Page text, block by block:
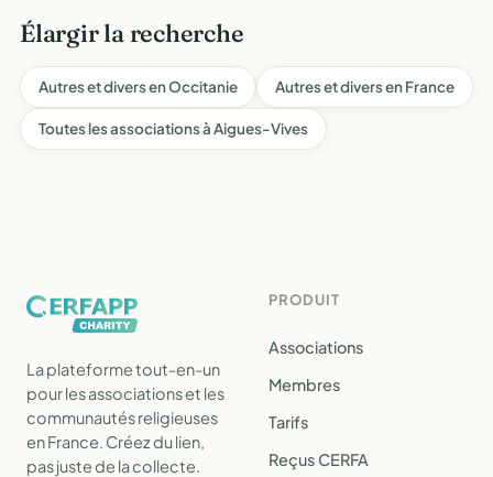
Élargir la recherche
Autres et divers en Occitanie Autres et divers en France
Toutes les associations à Aigues-Vives
La plateforme tout-en-un
pour les associations et les
communautés religieuses
en France. Créez du lien,
pas juste de la collecte.
PRODUIT
Associations
Membres
Tarifs
Reçus CERFA